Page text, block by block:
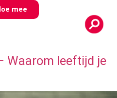
mee
Waarom leeftijd je